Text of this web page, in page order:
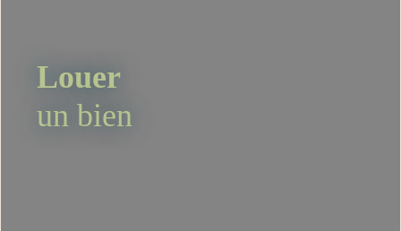
Louer
un bien